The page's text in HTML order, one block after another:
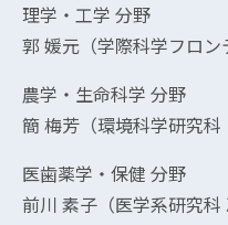
理学・工学 分野
郭 媛元（学際科学フロ
農学・生命科学 分野
簡 梅芳（環境科学研究科
医歯薬学・保健 分野
前川 素子（医学系研究科